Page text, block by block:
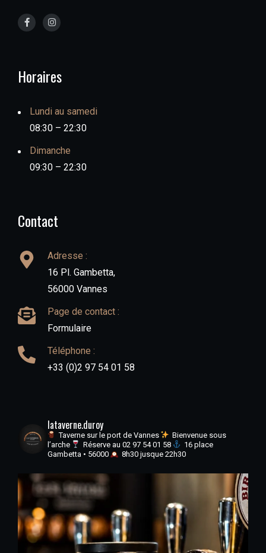
Horaires
Lundi au samedi
08:30 – 22:30
Dimanche
09:30 – 22:30
Contact
Adresse :
16 Pl. Gambetta,
56000 Vannes
Page de contact :
Formulaire
Téléphone :
+33 (0)2 97 54 01 58
lataverne.duroy
Taverne sur le port de Vannes
Bienvenue sous
l’arche
Réserve au 02 97 54 01 58
16 place
Gambetta • 56000
8h30 jusque 22h30